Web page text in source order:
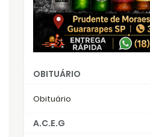
OBITUÁRIO
Obituário
A.C.E.G